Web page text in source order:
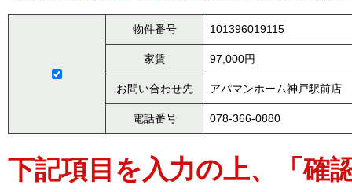
物件番号 101396019115
家賃 97,000円
お問い合わせ先 アパマンホーム神戸駅前店
電話番号 078-366-0880
下記項目を入力の上、「確